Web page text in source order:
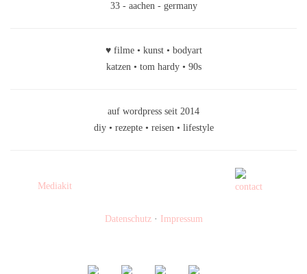
33 - aachen - germany
♥ filme • kunst • bodyart
katzen • tom hardy • 90s
auf wordpress seit 2014
diy • rezepte • reisen • lifestyle
Mediakit
Datenschutz· Impressum